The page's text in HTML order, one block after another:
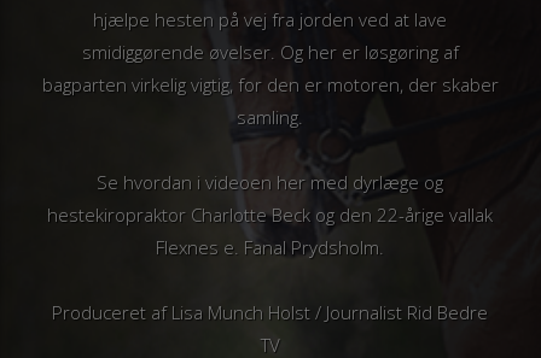
hjælpe hesten på vej fra jorden ved at lave
smidiggørende øvelser. Og her er løsgøring af
bagparten virkelig vigtig, for den er motoren, der skaber
samling.
Se hvordan i videoen her med dyrlæge og
hestekiropraktor Charlotte Beck og den 22-årige vallak
Flexnes e. Fanal Prydsholm.
Produceret af Lisa Munch Holst / Journalist Rid Bedre
TV